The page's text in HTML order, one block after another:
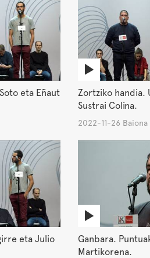
eta Eñaut
Zortziko handia.
Sustrai Colina.
2022-11-26 Baiona
eta Julio
Ganbara.
Martikorena.